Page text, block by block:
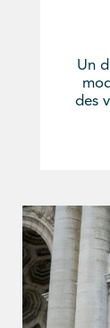
Un
des